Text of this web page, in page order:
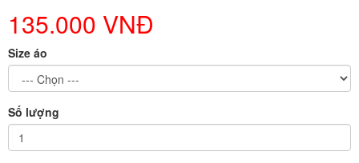
135.000 VNĐ
Size áo
Số lượng